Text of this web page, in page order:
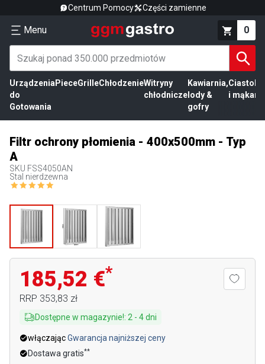
Centrum Pomocy Części zamienne
Menu 0
Urządzenia
do
Gotowania
PieceGrilleChłodzenieWitryny
chłodnicze
Kawiarnia,
lody &
gofry
Ciasto
i mąka
Filtr ochrony płomienia - 400x500mm - Typ
A
SKU FSS4050AN
Stal nierdzewna
185,52 €*
RRP 353,83 zł
Dostępne w magazynie!: 2 - 4dni
włączającGwarancja najniższej ceny
Dostawa gratis**